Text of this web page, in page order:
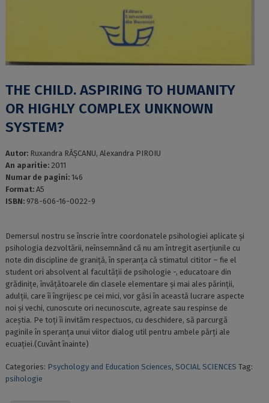
THE CHILD. ASPIRING TO HUMANITY
OR HIGHLY COMPLEX UNKNOWN
SYSTEM?
Autor: Ruxandra RĂȘCANU, Alexandra PIROIU
An aparitie: 2011
Numar de pagini: 146
Format: A5
ISBN: 978-606-16-0022-9
Demersul nostru se înscrie între coordonatele psihologiei aplicate și
psihologia dezvoltării, neînsemnând că nu am întregit aserțiunile cu
note din discipline de graniță, în speranța că stimatul cititor – fie el
student ori absolvent al facultății de psihologie -, educatoare din
grădinițe, învățătoarele din clasele elementare și mai ales părinții,
adulții, care îi îngrijesc pe cei mici, vor găsi în această lucrare aspecte
noi și vechi, cunoscute ori necunoscute, agreate sau respinse de
aceștia. Pe toți îi invităm respectuos, cu deschidere, să parcurgă
paginile în speranța unui viitor dialog util pentru ambele părți ale
ecuației.(Cuvânt înainte)
Categories: Psychology and Education Sciences, SOCIAL SCIENCES Tag:
psihologie